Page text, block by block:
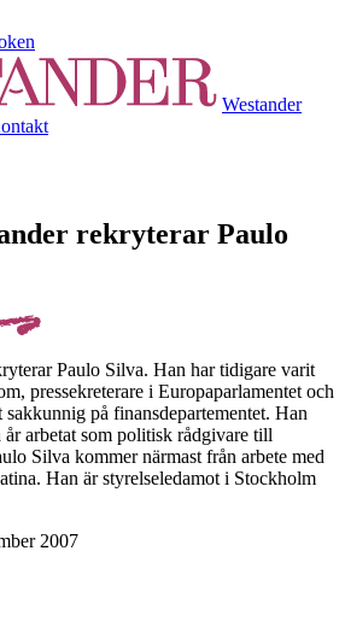
Westander
rekryterar Paulo
Paulo Silva. Han har tidigare varit
pressekreterare i Europaparlamentet och
på finansdepartementet. Han
år arbetat som politisk rådgivare till
Silva kommer närmast från arbete med
Han är styrelseledamot i Stockholm
2007